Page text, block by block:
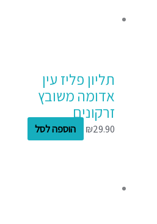
תליון פליז עין
אדומה משובץ
זרקונים
₪29.90 הוספה לסל